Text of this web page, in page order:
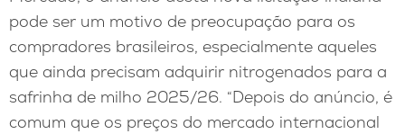
pode ser um motivo de preocupação para os
compradores brasileiros, especialmente aqueles
que ainda precisam adquirir nitrogenados para a
safrinha de milho 2025/26. “Depois do anúncio, é
comum que os preços do mercado internacional